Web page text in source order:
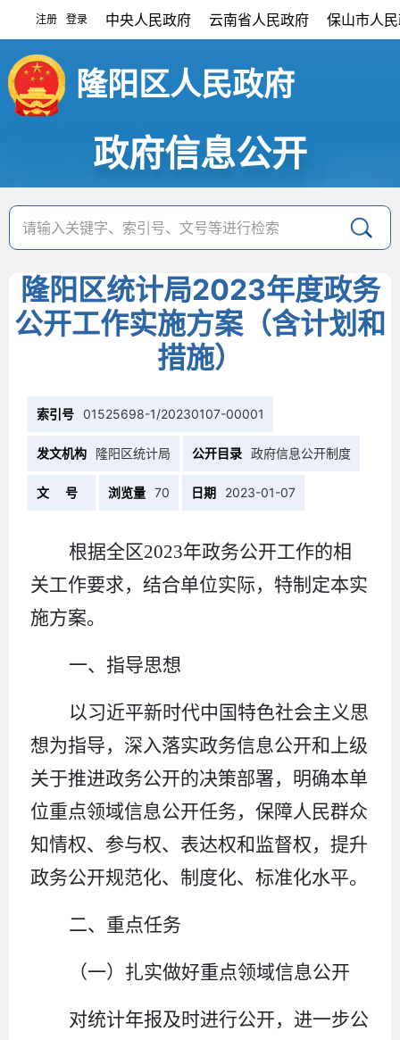
注册 登录 中央人民政府 云南省人民政府 保山市人
隆阳区人民政府
政府信息公开
隆阳区统计局2023年度政务
公开工作实施方案（含计划和
措施）
索引号 01525698-1/20230107-00001
发文机构 隆阳区统计局 公开目录 政府信息公开制度
文 号 浏览量 70 日期 2023-01-07
根据全区2023年政务公开工作的相
关工作要求，结合单位实际，特制定本实
施方案。
一、指导思想
以习近平新时代中国特色社会主义思
想为指导，深入落实政务信息公开和上级
关于推进政务公开的决策部署，明确本单
位重点领域信息公开任务，保障人民群众
知情权、参与权、表达权和监督权，提升
政务公开规范化、制度化、标准化水平。
二、重点任务
（一）扎实做好重点领域信息公开
对统计年报及时进行公开，进一步公